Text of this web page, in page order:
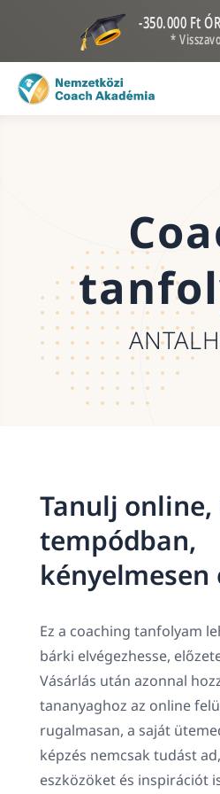
-350.000 Ft
*
Tanulj
tempódban,
Ez a coaching tanfolyam
bárki elvégezhesse,
Vásárlás után azonnal
tananyaghoz az online
rugalmasan, a saját
képzés nemcsak tudást
eszközöket és inspirációt